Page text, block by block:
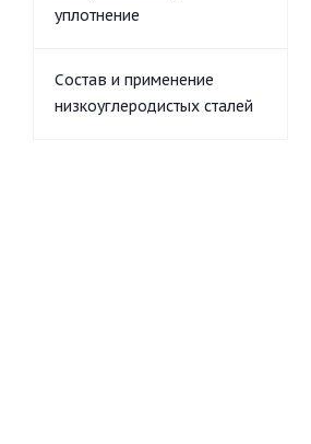
уплотнение
Состав и применение
низкоуглеродистых сталей